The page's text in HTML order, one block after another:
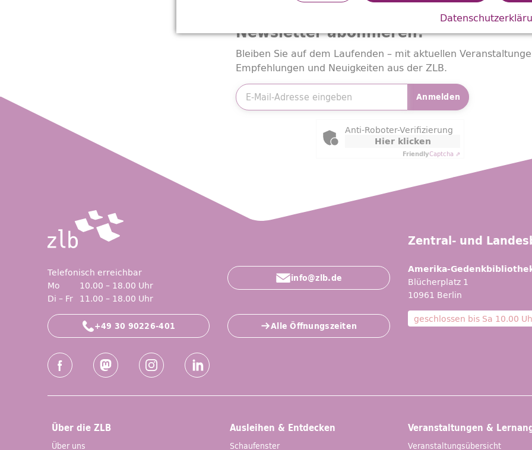
Newsletterabonnieren!
Bleiben Sie auf dem Laufenden – mit aktuellen
Empfehlungen und Neuigkeiten aus der ZLB.
Anmelden
Friendly Captcha
Anti-Roboter-Verifizierung
Hier klicken
FriendlyCaptcha ⇗
Zentral- und
Telefonisch erreichbar
Mo
10.00 – 18.00 Uhr
Di – Fr 11.00 – 18.00 Uhr
info@zlb.de
+49 30 90226-401 Alle Öffnungszeiten
Social-Media Kanäle der ZLB
Amerika-
Blücherplatz 1
10961 Berlin
geschlossen bis Sa 10.00
Über die ZLB
Über uns
Ausleihen & Entdecken
Schaufenster
Veranstaltungen &
Veranstaltungsübersicht